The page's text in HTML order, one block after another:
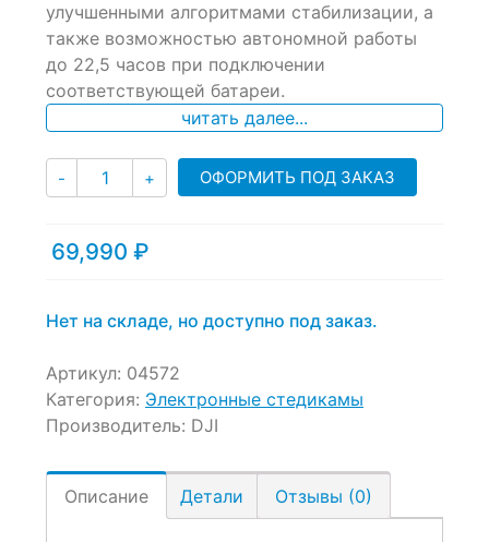
customer
ratings
улучшенными алгоритмами стабилизации, а
также возможностью автономной работы
до 22,5 часов при подключении
соответствующей батареи.
читать далее...
- Количество
+ ОФОРМИТЬ ПОД ЗАКАЗ
69,990 ₽
Нет на складе, но доступно под заказ.
Артикул: 04572
Категория: Электронные стедикамы
Производитель: DJI
Описание Детали Отзывы (0)